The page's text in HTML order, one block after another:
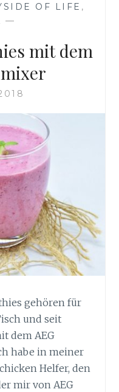
OF LIFE ,
—
mit dem
gehören für
und seit
dem AEG
habe in meiner
Helfer, den
mir von AEG